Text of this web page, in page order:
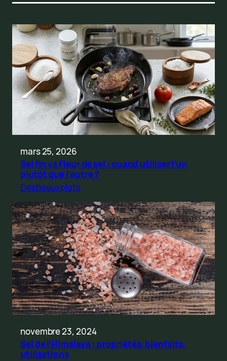
mars 25, 2026
Sel fin vs Fleur de sel : quand utiliser l’un
plutôt que l’autre ?
Desbeauxplats
novembre 23, 2024
Sel de l’Himalaya : propriétés, bienfaits,
utilisations